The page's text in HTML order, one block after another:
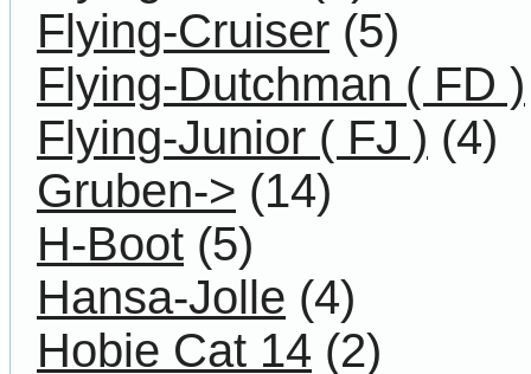
Flying-Cruiser (5)
Flying-Dutchman ( FD )
Flying-Junior ( FJ ) (4)
Gruben-> (14)
H-Boot (5)
Hansa-Jolle (4)
Hobie Cat 14 (2)